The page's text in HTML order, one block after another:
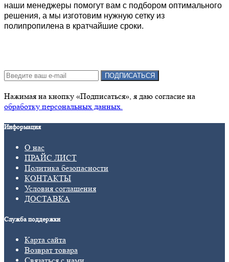
наши менеджеры помогут вам с подбором оптимального
решения, а мы изготовим нужную сетку из
полипропилена в кратчайшие сроки.
ПОДПИСАТЬСЯ
Нажимая на кнопку «Подписаться», я даю cогласие на
обработку персональных данных.
Информация
О нас
ПРАЙС ЛИСТ
Политика безопасности
КОНТАКТЫ
Условия соглашения
ДОСТАВКА
Служба поддержки
Карта сайта
Возврат товара